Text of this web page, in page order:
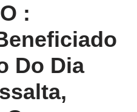
:
Do Dia